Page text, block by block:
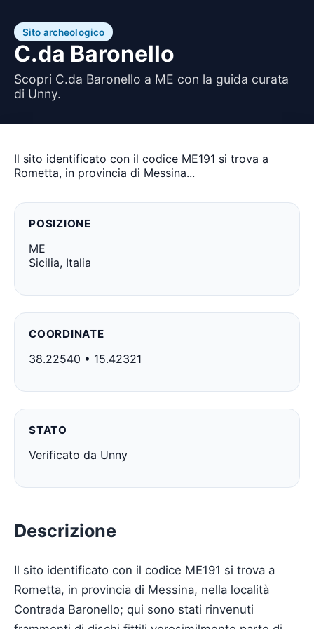
Sito archeologico
C.da Baronello
Scopri C.da Baronello a ME con la guida curata
di Unny.
Il sito identificato con il codice ME191 si trova a
Rometta, in provincia di Messina...
POSIZIONE
ME
Sicilia, Italia
COORDINATE
38.22540 • 15.42321
STATO
Verificato da Unny
Descrizione
Il sito identificato con il codice ME191 si trova a
Rometta, in provincia di Messina, nella località
Contrada Baronello; qui sono stati rinvenuti